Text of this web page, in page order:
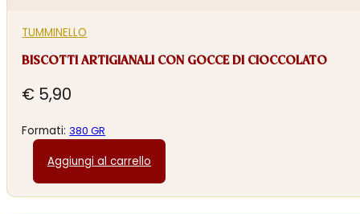
TUMMINELLO
BISCOTTI ARTIGIANALI CON GOCCE DI CIOCCOLATO
€ 5,90
Formati:380 GR
Aggiungi al carrello